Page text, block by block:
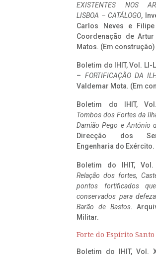
EXISTENTES NOS
LISBOA – CATÁLOGO,
Carlos Neves e
Coordenação de
Matos. (Em construção)
Boletim do IHIT, Vol. LI-
– FORTIFICAÇÃO DA
Valdemar Mota. (Em
Boletim do IHIT,
Tombos dos Fortes da
Damião Pego e António
Direcção dos
Engenharia do Exército.
Boletim do IHIT,
Relação dos fortes,
pontos fortificados
conservados para
Barão de Bastos.
Militar.
Forte do Espírito Santo
Boletim do IHIT, Vol.